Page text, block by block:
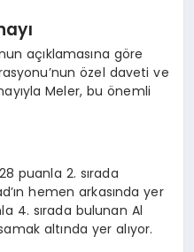
açıklamasına göre
özel daveti ve
Meler, bu önemli
puanla 2. sırada
hemen arkasında yer
4. sırada bulunan Al
altında yer alıyor.